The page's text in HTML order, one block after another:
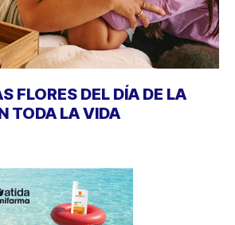
FLORES DEL DÍA DE LA
TODA LA VIDA